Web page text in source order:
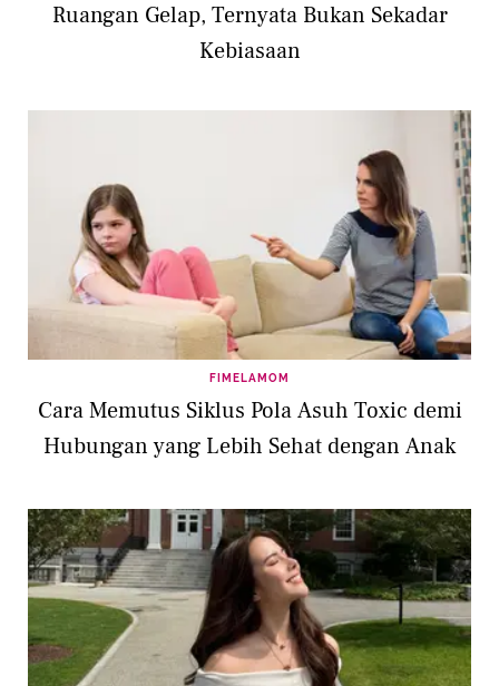
Ruangan Gelap, Ternyata Bukan Sekadar
Kebiasaan
FIMELAMOM
Cara Memutus Siklus Pola Asuh Toxic demi
Hubungan yang Lebih Sehat dengan Anak